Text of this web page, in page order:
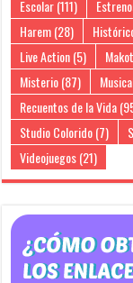
Escolar(111)
Harem(28)
Live Action(5)
Misterio(87)
Recuentos de la Vida
Studio Colorido(7)
Videojuegos(21)